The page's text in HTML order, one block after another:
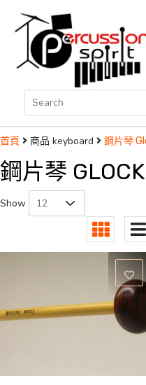
首頁 商品 keyboard 鋼片琴
鋼片琴
Show